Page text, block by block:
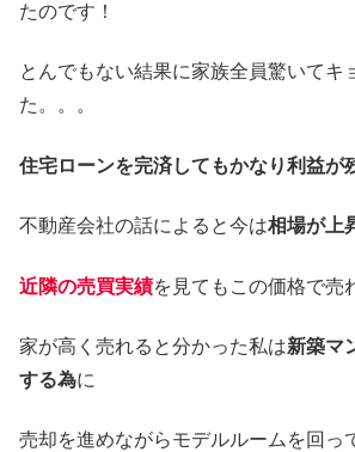
たのです！
とんでもない結果に家族全員驚いてキ
た。。。
住宅ローンを完済してもかなり利益が
不動産会社の話によると今は相場が上
近隣の売買実績を見てもこの価格で売
家が高く売れると分かった私は新築マ
する為に
売却を進めながらモデルルームを回っ